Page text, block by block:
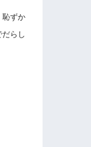
恥ずか
らし